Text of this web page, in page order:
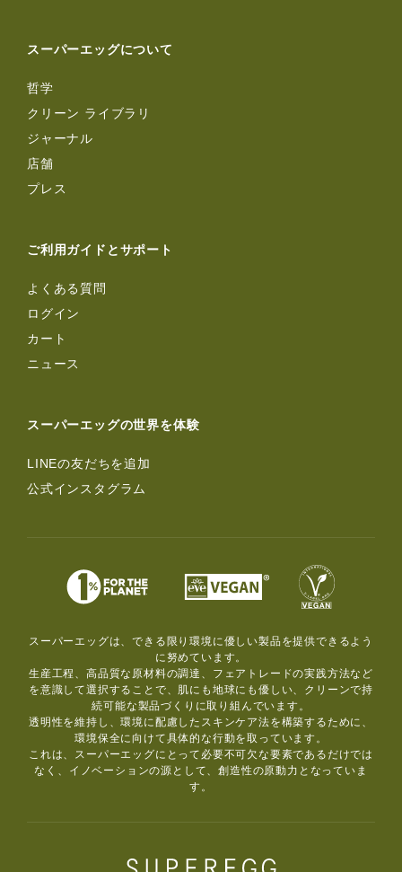
スーパーエッグについて
哲学
クリーン ライブラリ
ジャーナル
店舗
プレス
ご利用ガイドとサポート
よくある質問
ログイン
カート
ニュース
スーパーエッグの世界を体験
LINEの友だちを追加
公式インスタグラム
スーパーエッグは、できる限り環境に優しい製品を提供できるよう
に努めています。
生産工程、高品質な原材料の調達、フェアトレードの実践方法など
を意識して選択することで、肌にも地球にも優しい、クリーンで持
続可能な製品づくりに取り組んでいます。
透明性を維持し、環境に配慮したスキンケア法を構築するために、
環境保全に向けて具体的な行動を取っています。
これは、スーパーエッグにとって必要不可欠な要素であるだけでは
なく、イノベーションの源として、創造性の原動力となっていま
す。